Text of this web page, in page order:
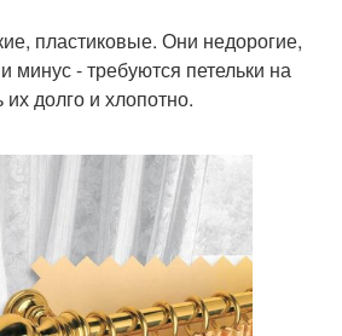
пластиковые. Они недорогие,
минус - требуются петельки на
долго и хлопотно.